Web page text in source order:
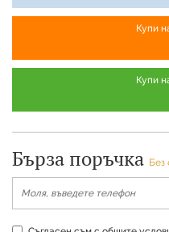
Купи
Купи
Бърза поръчка Без